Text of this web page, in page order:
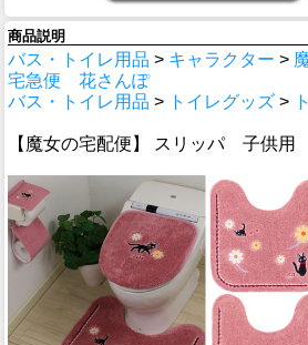
商品説明
バス・トイレ用品 > キャラクター >
宅急便 花さんぽ
バス・トイレ用品 > トイレグッズ >
【魔女の宅配便】 スリッパ 子供